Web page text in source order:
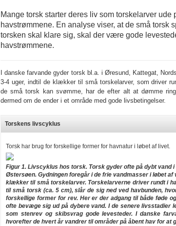
Mange torsk starter deres liv som torskelarver
havstrømmene. En analyse viser, at de små torsk
torsken skal klare sig, skal der være gode
havstrømmene.
I danske farvande gyder torsk bl.a. i Øresund, Kattegat,
3-4 uger, indtil de klækker til små torskelarver, som driver
de små torsk kan svømme, har de efter alt at dømme
dermed om de ender i et område med gode livsbetingelser.
Torskens livscyklus
Torsk har brug for forskellige former for havnatur i løbet af livet.
Figur 1. Livscyklus hos torsk. Torsk gyder ofte på dybt vand
Østersøen. Gydningen foregår i de frie vandmasser i løbet
klækker til små torskelarver. Torskelarverne driver rundt i
til små torsk (ca. 5 cm), slår de sig ned ved havbunden,
forskellige former for rev. Her er der adgang til både føde
ofte bevæge sig ud på dybere vand. I de senere
som stenrev og skibsvrag gode levesteder. I danske
hvorefter de hvert år vandrer til områder på åbent hav for at